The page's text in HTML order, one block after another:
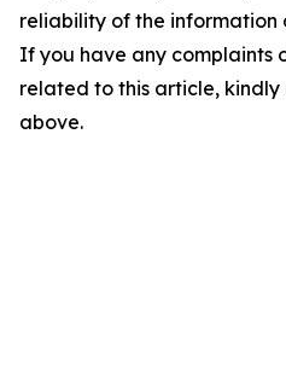
reliability of the information
If you have any complaints
related to this article,
above.